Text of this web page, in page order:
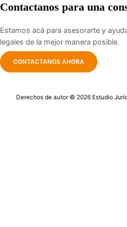
Contactanos para una
Estamos acá para asesorarte y
legales de la mejor manera posible.
CONTACTANOS AHORA
Derechos de autor © 2026 Estudio